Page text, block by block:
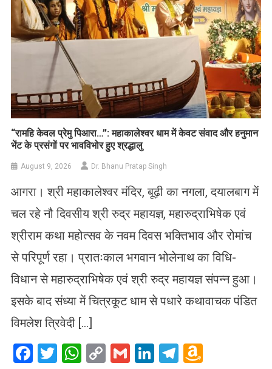
​“रामहि केवल प्रेमु पिआरा…”: महाकालेश्वर धाम में केवट संवाद और हनुमान
भेंट के प्रसंगों पर भावविभोर हुए श्रद्धालु
August 9, 2026 Dr. Bhanu Pratap Singh
आगरा। श्री महाकालेश्वर मंदिर, बूढ़ी का नगला, दयालबाग में
चल रहे नौ दिवसीय श्री रुद्र महायज्ञ, महारुद्राभिषेक एवं
श्रीराम कथा महोत्सव के नवम दिवस भक्तिभाव और रोमांच
से परिपूर्ण रहा। प्रातःकाल भगवान भोलेनाथ का विधि-
विधान से महारुद्राभिषेक एवं श्री रुद्र महायज्ञ संपन्न हुआ।
इसके बाद संध्या में चित्रकूट धाम से पधारे कथावाचक पंडित
विमलेश त्रिवेदी […]
Facebook
Twitter
WhatsApp
CopyGmailLinkedIn
Telegram